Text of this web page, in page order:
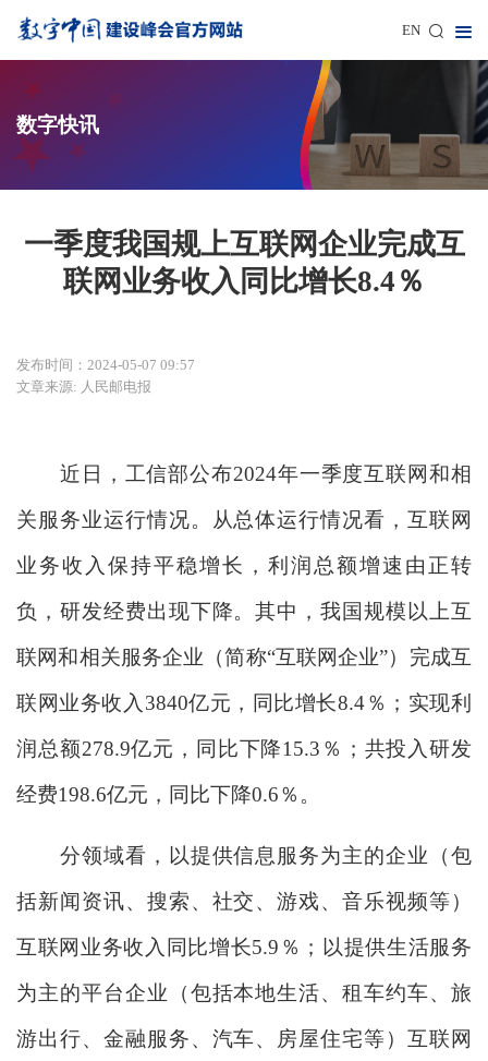
EN
数字快讯
一季度我国规上互联网企业完成互
联网业务收入同比增长8.4％
发布时间：2024-05-07 09:57
文章来源: 人民邮电报
近日，工信部公布2024年一季度互联网和相
关服务业运行情况。从总体运行情况看，互联网
业务收入保持平稳增长，利润总额增速由正转
负，研发经费出现下降。其中，我国规模以上互
联网和相关服务企业（简称“互联网企业”）完成互
联网业务收入3840亿元，同比增长8.4％；实现利
润总额278.9亿元，同比下降15.3％；共投入研发
经费198.6亿元，同比下降0.6％。
分领域看，以提供信息服务为主的企业（包
括新闻资讯、搜索、社交、游戏、音乐视频等）
互联网业务收入同比增长5.9％；以提供生活服务
为主的平台企业（包括本地生活、租车约车、旅
游出行、金融服务、汽车、房屋住宅等）互联网